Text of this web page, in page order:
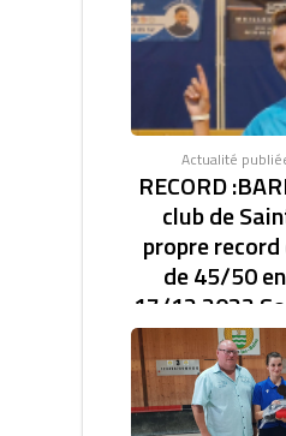
Actualité
RECORD
club de
propre
de 45/50
17/12 2023
de 46/
des
RECORD DU
46/47. BARBARA